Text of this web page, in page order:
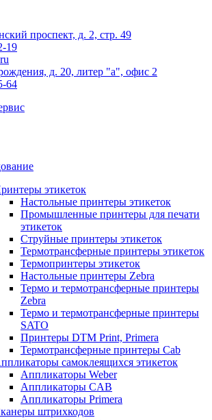
проспект, д. 2, стр. 49
19
д. 20, литер "a", офис 2
64
этикеток
Настольные принтеры этикеток
Промышленные принтеры для печати
этикеток
Струйные принтеры этикеток
Термотрансферные принтеры этикеток
Термопринтеры этикеток
Настольные принтеры Zebra
Термо и термотрансферные принтеры
Zebra
Термо и термотрансферные принтеры
SATO
Принтеры DTM Print, Primera
Термотрансферные принтеры Cab
самоклеящихся этикеток
Аппликаторы Weber
Аппликаторы CAB
Аппликаторы Primera
штрихкодов